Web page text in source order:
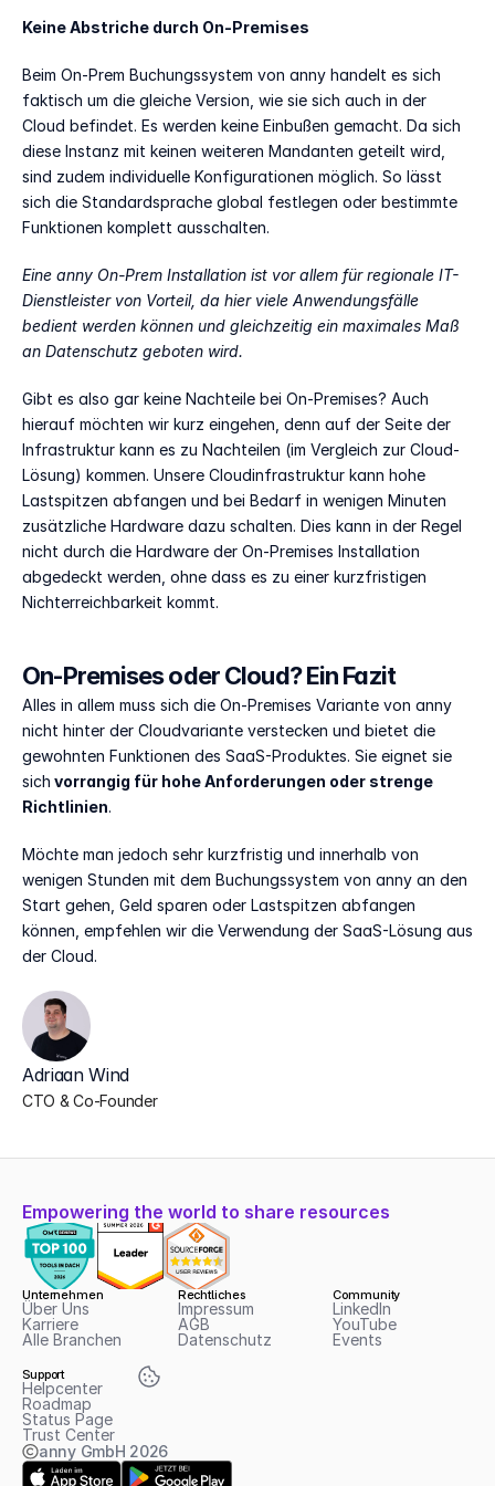
Adriaan Wind
CTO & Co-Founder
Keine Abstriche durch On-Premises
Beim On-Prem Buchungssystem von anny handelt es sich
faktisch um die gleiche Version, wie sie sich auch in der
Cloud befindet. Es werden keine Einbußen gemacht. Da sich
diese Instanz mit keinen weiteren Mandanten geteilt wird,
sind zudem individuelle Konfigurationen möglich. So lässt
sich die Standardsprache global festlegen oder bestimmte
Funktionen komplett ausschalten.
Eine anny On-Prem Installation ist vor allem für regionale IT-
Dienstleister von Vorteil, da hier viele Anwendungsfälle
bedient werden können und gleichzeitig ein maximales Maß
an Datenschutz geboten wird.
Gibt es also gar keine Nachteile bei On-Premises? Auch
hierauf möchten wir kurz eingehen, denn auf der Seite der
Infrastruktur kann es zu Nachteilen (im Vergleich zur Cloud-
Lösung) kommen. Unsere Cloudinfrastruktur kann hohe
Lastspitzen abfangen und bei Bedarf in wenigen Minuten
zusätzliche Hardware dazu schalten. Dies kann in der Regel
nicht durch die Hardware der On-Premises Installation
abgedeckt werden, ohne dass es zu einer kurzfristigen
Nichterreichbarkeit kommt.
On-Premises oder Cloud? Ein Fazit
Alles in allem muss sich die On-Premises Variante von anny
nicht hinter der Cloudvariante verstecken und bietet die
gewohnten Funktionen des SaaS-Produktes. Sie eignet sie
sich vorrangig für hohe Anforderungen oder strenge
Richtlinien.
Möchte man jedoch sehr kurzfristig und innerhalb von
wenigen Stunden mit dem Buchungssystem von anny an den
Start gehen, Geld sparen oder Lastspitzen abfangen
können, empfehlen wir die Verwendung der SaaS-Lösung aus
der Cloud.
Empowering the world to share resources
Unternehmen
Über Uns
Karriere
Alle Branchen
Rechtliches
AGB
Datenschutz
Impressum
Community
LinkedIn
YouTube
Events
Support
Helpcenter
Roadmap
Status Page
Trust Center
anny GmbH 2026